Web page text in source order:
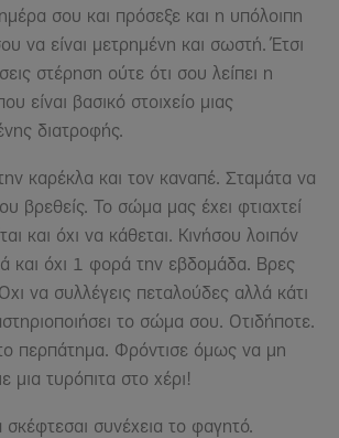
σου και πρόσεξε και η υπόλοιπη
να είναι μετρημένη και σωστή. Έτσι
στέρηση ούτε ότι σου λείπει η
είναι βασικό στοιχείο μιας
διατροφής.
καρέκλα και τον καναπέ. Σταμάτα να
βρεθείς. Το σώμα μας έχει φτιαχτεί
και όχι να κάθεται. Κινήσου λοιπόν
και όχι 1 φορά την εβδομάδα. Βρες
να συλλέγεις πεταλούδες αλλά κάτι
το σώμα σου. Οτιδήποτε.
περπάτημα. Φρόντισε όμως να μη
μια τυρόπιτα στο χέρι!
συνέχεια το φαγητό.